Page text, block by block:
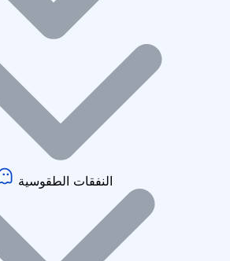
النفقات الطقوسية